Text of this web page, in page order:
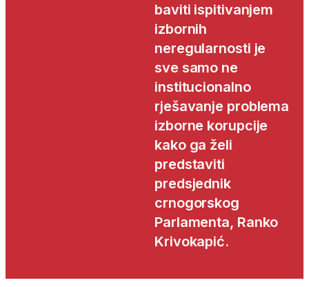
baviti ispitivanjem
izbornih
neregularnosti je
sve samo ne
institucionalno
rješavanje problema
izborne korupcije
kako ga želi
predstaviti
predsjednik
crnogorskog
Parlamenta, Ranko
Krivokapić.